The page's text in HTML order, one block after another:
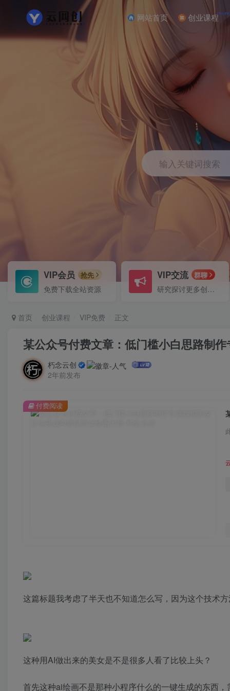
网站首页 创业课程NEW
输入关键词搜索
VIP会员 抢先
免费下载全站资源
VIP交流 群聊
研究探讨更多创业项目路子。
首页 创业课程 VIP免费 正文
某公众号付费文章：低门槛小白思路制
朽念云创
2年前发布
付费阅读
这篇标题我考虑了半天也不知道怎么写，因为这个技术
这种用AI做出来的美女是不是很多人看了比较上头？
首先这种ai绘画不是那种小程序什么的一键生成的东西